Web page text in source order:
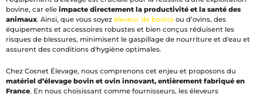
bovine, car elle impacte directement la productivité et la santé des
animaux. Ainsi, que vous soyez éleveur de bovins ou d’ovins, des
équipements et accessoires robustes et bien conçus réduisent les
risques de blessures, minimisent le gaspillage de nourriture et d'eau et
assurent des conditions d'hygiène optimales.
Chez Cosnet Élevage, nous comprenons cet enjeu et proposons du
matériel d’élevage bovin et ovin innovant, entièrement fabriqué en
France. En nous choisissant comme fournisseurs, les éleveurs